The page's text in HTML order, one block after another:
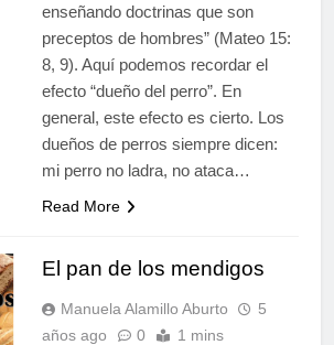
enseñando doctrinas que son
preceptos de hombres” (Mateo 15:
8, 9). Aquí podemos recordar el
efecto “dueño del perro”. En
general, este efecto es cierto. Los
dueños de perros siempre dicen:
mi perro no ladra, no ataca…
Read More
El pan de los mendigos
Manuela Alamillo Aburto
5
años ago
0 1 mins